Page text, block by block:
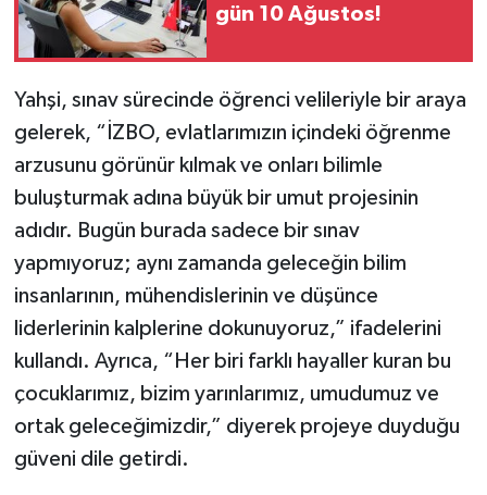
gün 10 Ağustos!
Yahşi, sınav sürecinde öğrenci velileriyle bir araya
gelerek, “İZBO, evlatlarımızın içindeki öğrenme
arzusunu görünür kılmak ve onları bilimle
buluşturmak adına büyük bir umut projesinin
adıdır. Bugün burada sadece bir sınav
yapmıyoruz; aynı zamanda geleceğin bilim
insanlarının, mühendislerinin ve düşünce
liderlerinin kalplerine dokunuyoruz,” ifadelerini
kullandı. Ayrıca, “Her biri farklı hayaller kuran bu
çocuklarımız, bizim yarınlarımız, umudumuz ve
ortak geleceğimizdir,” diyerek projeye duyduğu
güveni dile getirdi.